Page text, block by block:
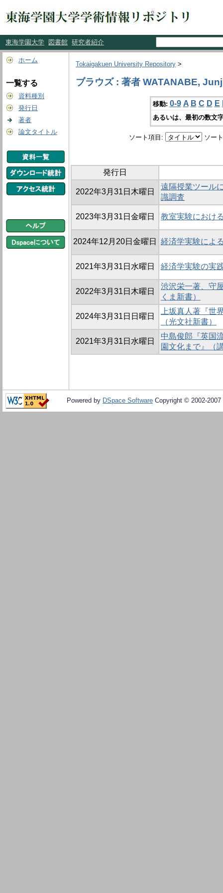
東海学園大学 図書館 研究者紹介
ホーム
一覧する
資料種別
発行日
著者
論文タイトル
Tokaigakuen University Repository >
ブラウズ : 著者 WATANABE,
移動: 0-9 A B C D E
あるいは、最初の数文
ソート項目: ソー
発行日
2022年3月31日木曜日
遠隔授業ツール
識調査
2023年3月31日金曜日 教室実験におけ
2024年12月20日金曜日 経済学実験によ
2021年3月31日水曜日 経済学実験の実
2022年3月31日木曜日
渋沢栄一著、守
くま新書）
2024年3月31日日曜日
上坂真人著『世
（光文社新書）
2021年3月31日水曜日
中島俊郎『英国
園文化まで』（
Powered by DSpace Software Copyright © 2002-2007